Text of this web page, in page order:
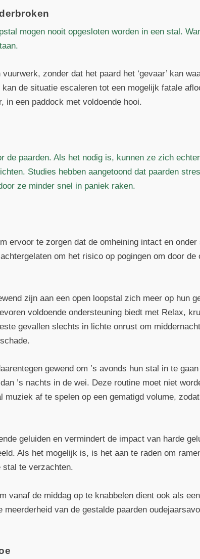
mogen nooit opgesloten worden in een stal.
zonder dat het paard het ‘gevaar’ kan
de situatie escaleren tot een mogelijk fatale
in een paddock met voldoende hooi.
de paarden. Als het nodig is, kunnen ze zich
Studies hebben aangetoond dat paarden
ze minder snel in paniek raken.
ervoor te zorgen dat de omheining intact en
om het risico op pogingen om door de
zijn aan een open loopstal zich meer op hun
voldoende ondersteuning biedt met Relax,
gevallen slechts in lichte onrust om
gewend om ’s avonds hun stal in te
’s nachts in de wei. Deze routine moet niet
muziek af te spelen op een gematigd volume,
geluiden en vermindert de impact van harde
Als het mogelijk is, is het aan te raden om
stal te verzachten.
vanaf de middag op te knabbelen dient ook als
van de gestalde paarden